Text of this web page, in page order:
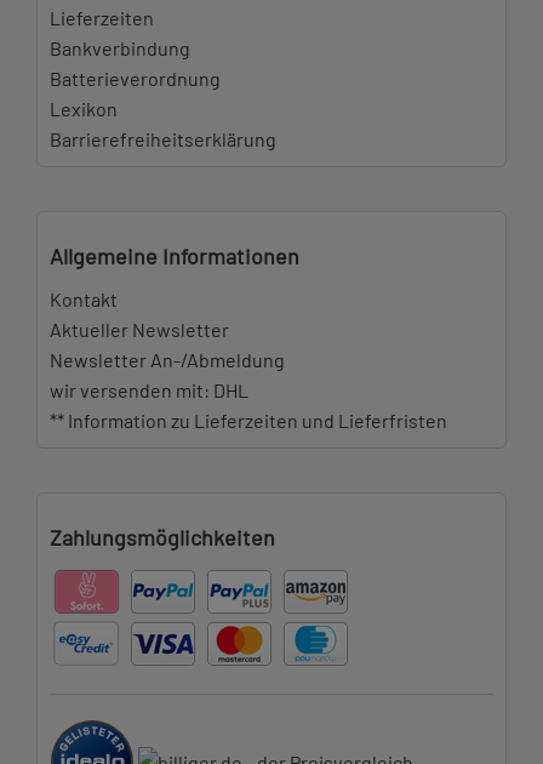
Lieferzeiten
Bankverbindung
Batterieverordnung
Lexikon
Barrierefreiheitserklärung
Allgemeine Informationen
Kontakt
Aktueller Newsletter
Newsletter An-/Abmeldung
wir versenden mit: DHL
** Information zu Lieferzeiten und Lieferfristen
Zahlungsmöglichkeiten